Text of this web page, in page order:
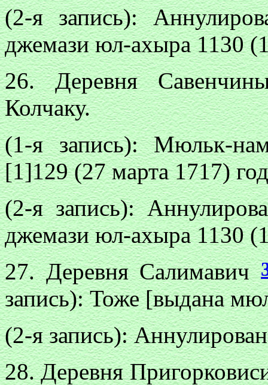
(2-я запись):
джемази юл-ахыра 1130
26. Деревня
Колчаку.
(1-я запись): Мюльк-
[1]129 (27 марта 1717)
(2-я запись):
джемази юл-ахыра 1130
27. Деревня Салимавич
запись): Тоже [выдана
(2-я запись):
28. Деревня